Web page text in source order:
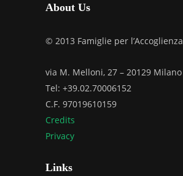
About Us
© 2013 Famiglie per l’Accoglienza
via M. Melloni, 27 – 20129 Milano
Tel: +39.02.70006152
C.F. 97019610159
Credits
Privacy
Links